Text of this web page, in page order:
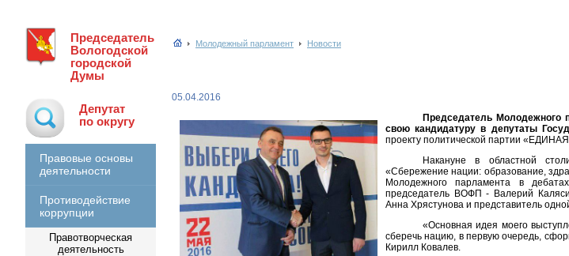
Председатель
Вологодской
городской
Думы
Депутат
по округу
Правовые основы
деятельности
Противодействие
коррупции
Правотворческая
деятельность
Молодежный парламент
Новости
05.04.2016
Председатель Молодежного
свою кандидатуру в депутаты
проекту политической партии
Накануне в областной
«Сбережение нации: образование,
Молодежного парламента в
председатель ВОФП - Валерий
Анна Хрястунова и представитель
«Основная идея моего
сберечь нацию, в первую очередь,
Кирилл Ковалев.